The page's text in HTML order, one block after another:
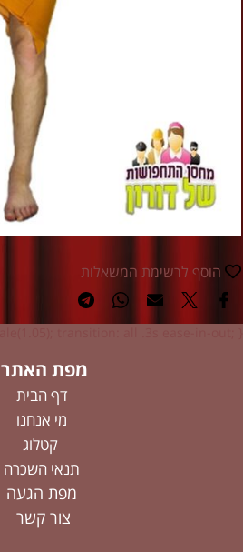
הוסף לרשימת המשאלות
מפת האתר
דף הבית
מי אנחנו
קטלוג
תנאי השכרה
מפת הגעה
צור קשר